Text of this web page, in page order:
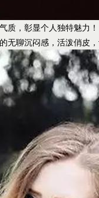
质，彰显个人独特魅力！
无聊沉闷感，活泼俏皮